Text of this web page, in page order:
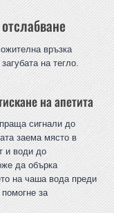
връзка
на тегло.
на апетита
сигнали до
заема място в
и води до
да обърка
на чаша вода преди
за